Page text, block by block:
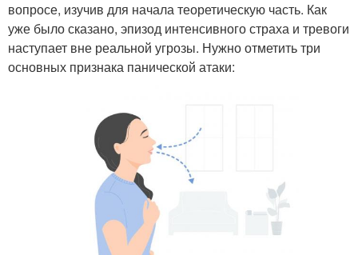
вопросе, изучив для начала теоретическую часть. Как
уже было сказано, эпизод интенсивного страха и тревоги
наступает вне реальной угрозы. Нужно отметить три
основных признака панической атаки: